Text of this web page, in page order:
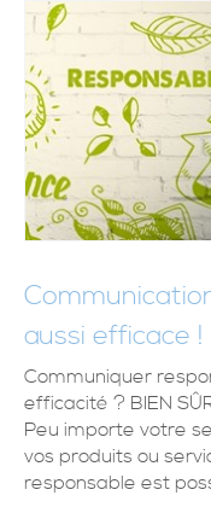
aussi efficace !
Communiquer
efficacité ? BIEN
Peu importe votre
vos produits ou
responsable est